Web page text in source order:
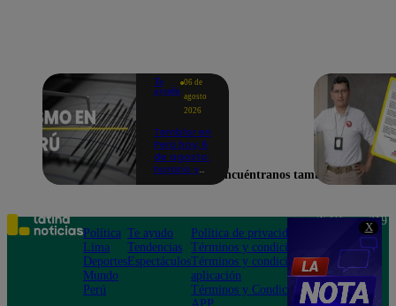
X
Te
ayudo
06 de
agosto
2026
Temblor en
Perú hoy, 6
de agosto:
horario y
según IGP
Encuéntranos también en
Política
Lima
Deportes
Mundo
Perú
Te ayudo
Tendencias
Espectáculos
Política de privacidad
Términos y condiciones
Términos y condiciones
aplicación
Términos y Condiciones
Teléfono: 219
Av. San
Felipe 968
Jesús María